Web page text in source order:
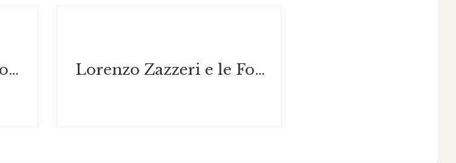
6 aprile 2023 - Luciano Ricci. Una vita per la fotografia Lorenzo Zazzeri e le Fontane di Firenze: "Il Biancone"